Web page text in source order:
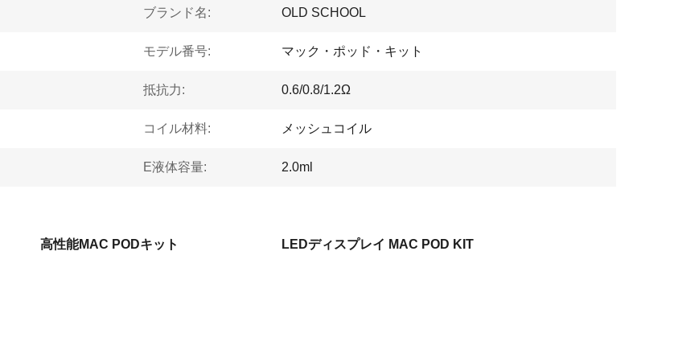
ブランド名: OLD SCHOOL
モデル番号: マック・ポッド・キット
抵抗力: 0.6/0.8/1.2Ω
コイル材料: メッシュコイル
E液体容量: 2.0ml
高性能MAC PODキット LEDディスプレイ MAC POD KIT